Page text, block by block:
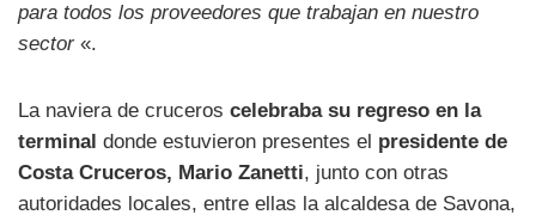
para todos los proveedores que trabajan en nuestro
sector «.
La naviera de cruceros celebraba su regreso en la
terminal donde estuvieron presentes el presidente de
Costa Cruceros, Mario Zanetti, junto con otras
autoridades locales, entre ellas la alcaldesa de Savona,